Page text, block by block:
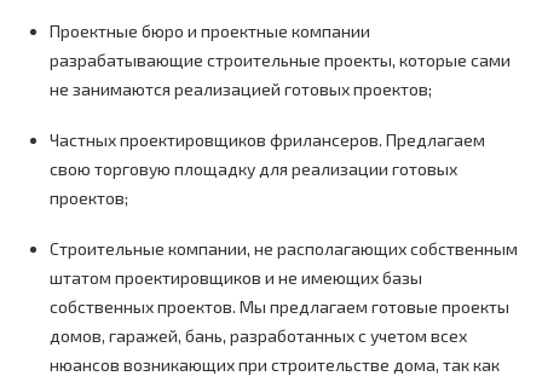
Проектные бюро и проектные компании
разрабатывающие строительные проекты, которые сами
не занимаются реализацией готовых проектов;
Частных проектировщиков фрилансеров. Предлагаем
свою торговую площадку для реализации готовых
проектов;
Строительные компании, не располагающих собственным
штатом проектировщиков и не имеющих базы
собственных проектов. Мы предлагаем готовые проекты
домов, гаражей, бань, разработанных с учетом всех
нюансов возникающих при строительстве дома, так как